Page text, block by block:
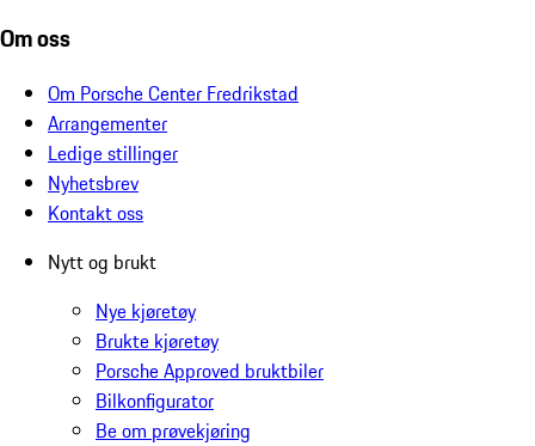
Om oss
Om Porsche Center Fredrikstad
Arrangementer
Ledige stillinger
Nyhetsbrev
Kontakt oss
Nytt og brukt
Nye kjøretøy
Brukte kjøretøy
Porsche Approved bruktbiler
Bilkonfigurator
Be om prøvekjøring